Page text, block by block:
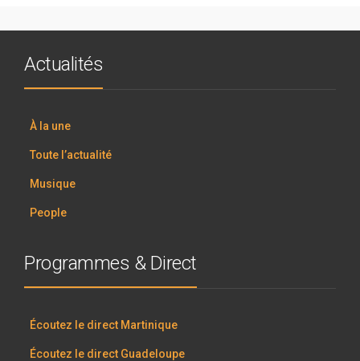
Actualités
À la une
Toute l’actualité
Musique
People
Programmes & Direct
Écoutez le direct Martinique
Écoutez le direct Guadeloupe